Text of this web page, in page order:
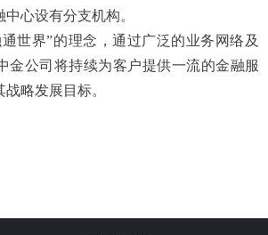
心设有分支机构。
世界”的理念，通过广泛的业务网络及
金公司将持续为客户提供一流的金融服
略发展目标。